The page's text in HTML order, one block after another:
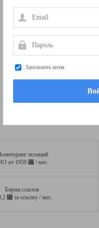
позиций
от 1950 ⃏ / мес.
Биржа ссылок
⃏ за ссылку / мес.
Email
Пароль
Запомнить меня